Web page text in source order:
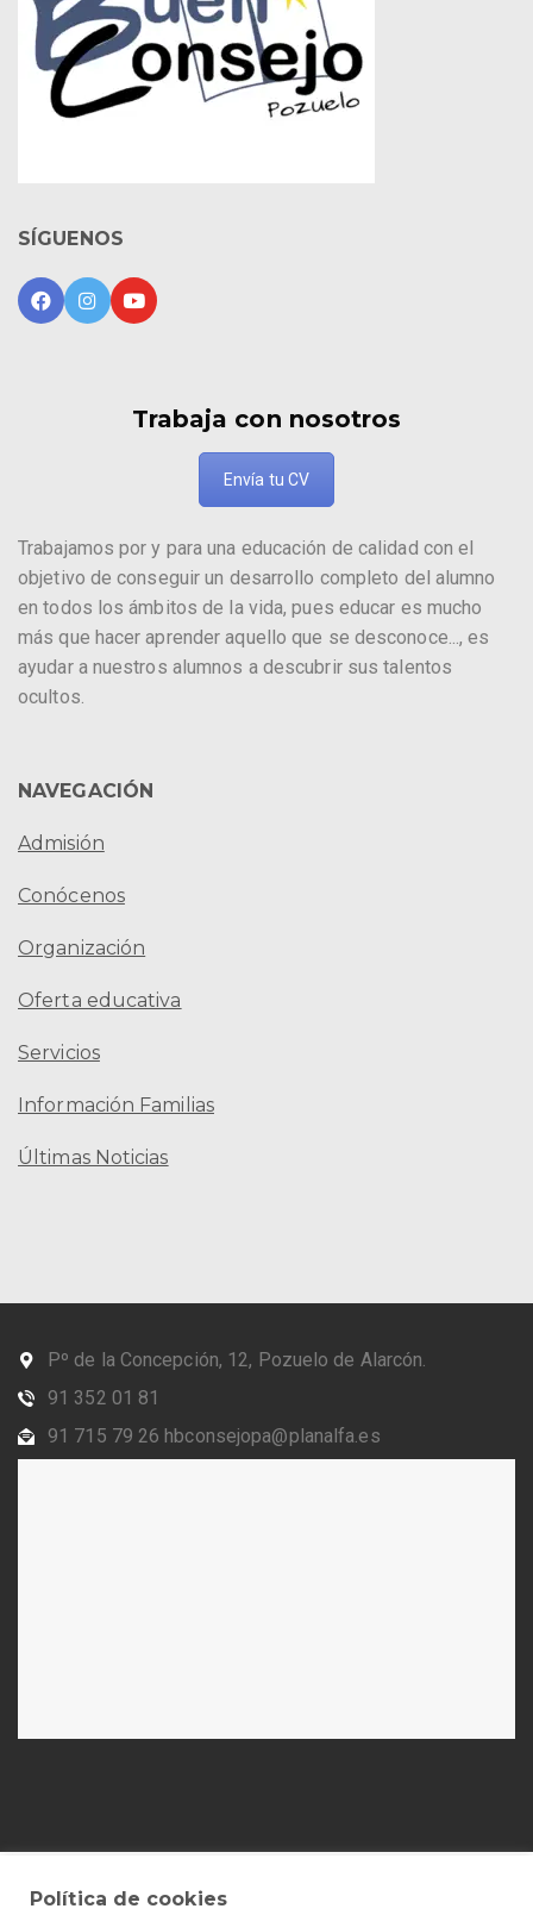
SÍGUENOS
Trabaja con nosotros
Envía tu CV
Trabajamos por y para una educación de calidad con el
objetivo de conseguir un desarrollo completo del alumno
en todos los ámbitos de la vida, pues educar es mucho
más que hacer aprender aquello que se desconoce..., es
ayudar a nuestros alumnos a descubrir sus talentos
ocultos.
NAVEGACIÓN
Admisión
Conócenos
Organización
Oferta educativa
Servicios
Información Familias
Últimas Noticias
Pº de la Concepción, 12, Pozuelo de Alarcón.
91 352 01 81
91 715 79 26 hbconsejopa@planalfa.es
Política de cookies